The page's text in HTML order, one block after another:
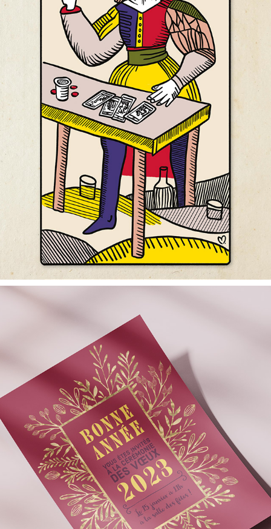
Illustration "Tirage du tarot"
Carte de vœux - Lalleu 2023